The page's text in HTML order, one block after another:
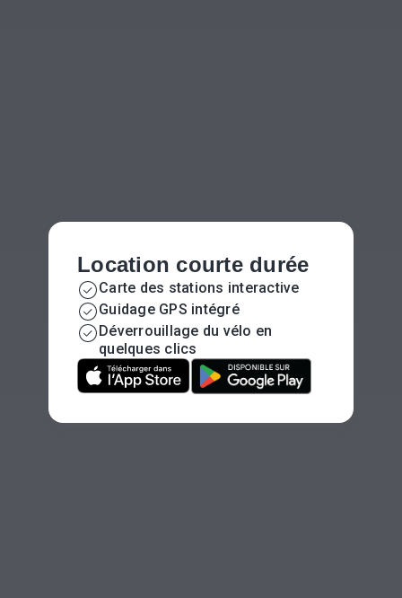
Prenez le guidon
avec Vélo MAT
Location courte durée
Carte des stations interactive
Guidage GPS intégré
Déverrouillage du vélo en
quelques clics